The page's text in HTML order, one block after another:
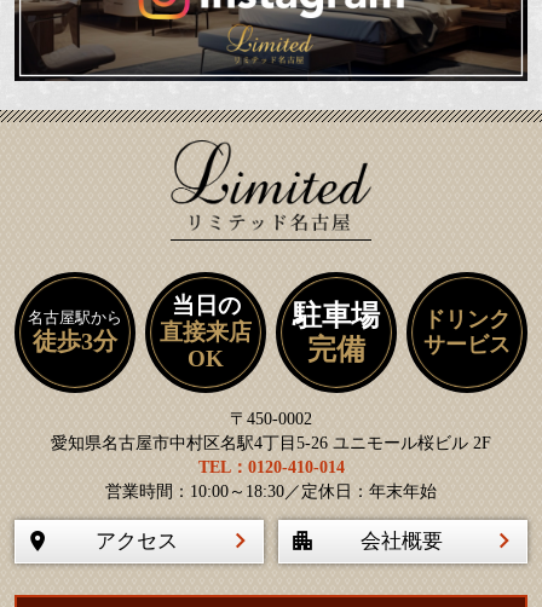
名古屋駅から
徒歩3分
当日の
直接来店
OK
駐車場
完備
ドリンク
サービス
〒450-0002
愛知県名古屋市中村区名駅4丁目5-26 ユニモール桜ビル 2F
TEL：0120-410-014
営業時間：10:00～18:30／定休日：年末年始
アクセス 会社概要